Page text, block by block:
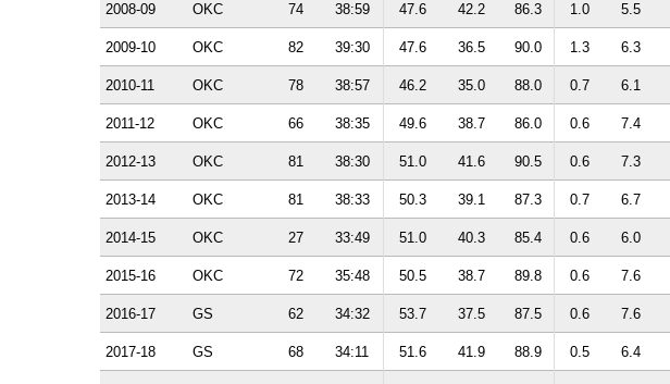
2008-09 OKC 74 38:59 47.6 42.2 86.3 1.0 5.5
2009-10 OKC 82 39:30 47.6 36.5 90.0 1.3 6.3
2010-11 OKC 78 38:57 46.2 35.0 88.0 0.7 6.1
2011-12 OKC 66 38:35 49.6 38.7 86.0 0.6 7.4
2012-13 OKC 81 38:30 51.0 41.6 90.5 0.6 7.3
2013-14 OKC 81 38:33 50.3 39.1 87.3 0.7 6.7
2014-15 OKC 27 33:49 51.0 40.3 85.4 0.6 6.0
2015-16 OKC 72 35:48 50.5 38.7 89.8 0.6 7.6
2016-17 GS 62 34:32 53.7 37.5 87.5 0.6 7.6
2017-18 GS 68 34:11 51.6 41.9 88.9 0.5 6.4